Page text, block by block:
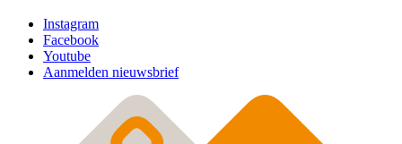
Instagram
Facebook
Youtube
Aanmelden nieuwsbrief